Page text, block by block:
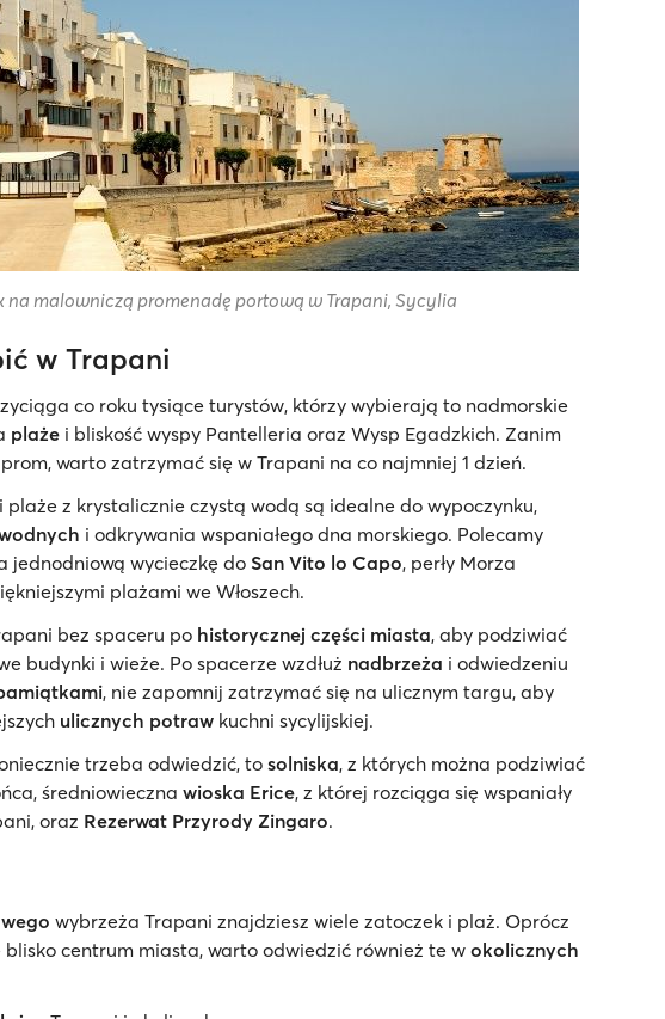
na malowniczą promenadę portową w Trapani, Sycylia
w Trapani
co roku tysiące turystów, którzy wybierają to nadmorskie
plaże i bliskość wyspy Pantelleria oraz Wysp Egadzkich. Zanim
warto zatrzymać się w Trapani na co najmniej 1 dzień.
z krystalicznie czystą wodą są idealne do wypoczynku,
i odkrywania wspaniałego dna morskiego. Polecamy
jednodniową wycieczkę do San Vito lo Capo, perły Morza
plażami we Włoszech.
bez spaceru po historycznej części miasta, aby podziwiać
budynki i wieże. Po spacerze wzdłuż nadbrzeża i odwiedzeniu
, nie zapomnij zatrzymać się na ulicznym targu, aby
ulicznych potraw kuchni sycylijskiej.
trzeba odwiedzić, tosolniska, z których można podziwiać
średniowieczna wioska Erice, z której rozciąga się wspaniały
oraz Rezerwat Przyrody Zingaro.
wybrzeża Trapani znajdziesz wiele zatoczek i plaż. Oprócz
centrum miasta, warto odwiedzić również te w okolicznych